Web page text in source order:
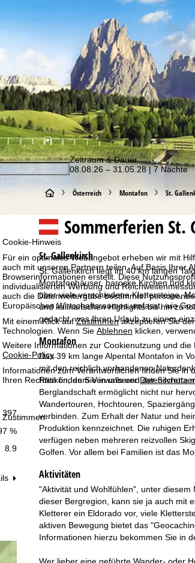
Cookie-Hinweis
Für ein optimales Webangebot erheben wir mit
auch mit unseren Partnern teilen. Auf Basis Ihrer
Browserinformationen erstellt. Diese
individualisierten Werbung und
auch die Datenweitergabe bestimmter
Europäischen Wirtschaftsraumes umfasst, wie
Mit einem Klick aufZustimmenakzeptieren Sie
Technologien. Wenn Sie Ablehnen klicken,
Weitere Informationen zur Cookienutzung und
Cookie-Policy.
Informationen zum Verantwortlichen finden Sie in
Ihren Rechten finden Sie in unserer
Zustimmen
erfahren Sie als Erster von unseren Angeboten!
Zeitraum & Dauer
08.08.26 – 31.05.28 | 7 Nächte
397
%
8.9
S
t
a
r
t
s
e
i
t
e
Österreich Montafon St.
Sommerferien St.
St. Gallenkirch
St. Gallenkirch liegt im 40 km langen
Montafonhäuser, barocke Kirchen und
über viele verschiedene Klettersteige,
und kulinarischen Highlights bis hin zu
gedacht, was Ihren Urlaub zu einem
Montafon
Das 39 km lange Alpental Montafon in
mit den reichlich vorhandenen
Rätikon, dem Verwalls und der Silvretta
Berglandschaft ermöglicht nicht nur
Wandertouren, Hochtouren,
verbinden. Zum Erhalt der Natur und
Produktion kennzeichnet. Die ruhigen
verfügen neben mehreren reizvollen
Golfen. Vor allem bei Familien ist das
Aktivitäten
"Aktivität und Wohlfühlen", unter
dieser Bergregion, kann sie ja auch mit
Kletterer ein Eldorado vor, viele
aktiven Bewegung bietet das
Informationen hierzu bekommen Sie in